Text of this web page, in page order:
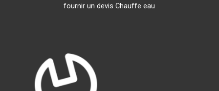
fournir un devis Chauffe eau